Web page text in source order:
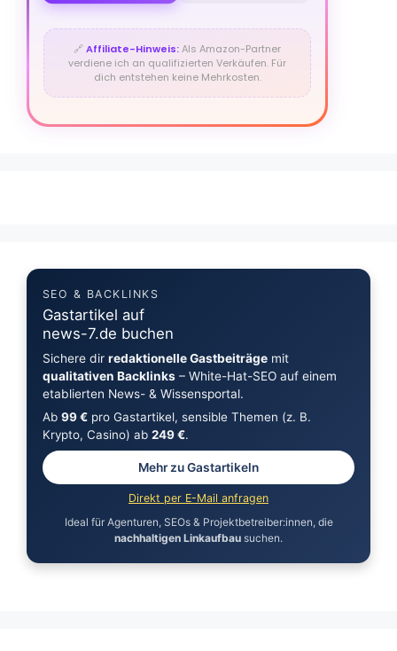
🔗Affiliate-Hinweis:Als Amazon-Partner
verdiene ich an qualifizierten Verkäufen. Für
dich entstehen keine Mehrkosten.
SEO & BACKLINKS
Gastartikel auf
news-7.de buchen
Sichere dir redaktionelle Gastbeiträgemit
qualitativen Backlinks– White-Hat-SEO auf einem
etablierten News- & Wissensportal.
Ab 99 €pro Gastartikel, sensible Themen (z. B.
Krypto, Casino) ab 249 €.
Mehr zu Gastartikeln
Direkt per E-Mail anfragen
Ideal für Agenturen, SEOs & Projektbetreiber:innen, die
nachhaltigen Linkaufbau suchen.